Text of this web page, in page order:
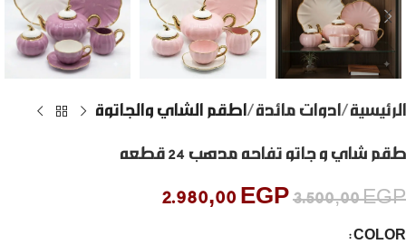
الرئيسية ادوات مائدة اطقم الشاي والجاتوة
طقم شاي و جاتو تفاحه مدهب 24 قطعه
3.500,00EGP
2.980,00 EGP
COLOR